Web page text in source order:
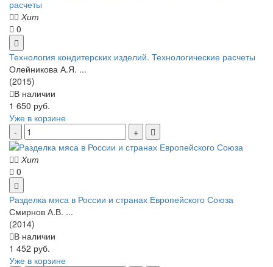
Хит
0
Технология кондитерских изделий. Технологические расчеты
Олейникова А.Я. ...
(2015)
В наличии
1 650 руб.
Уже в корзине
Хит
0
Разделка мяса в России и странах Европейского Союза
Смирнов А.В. ...
(2014)
В наличии
1 452 руб.
Уже в корзине